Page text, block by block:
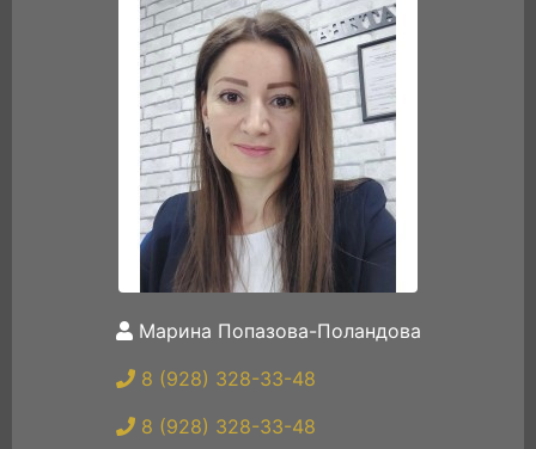
Марина Попазова-Поландова
8 (928) 328-33-48
8 (928) 328-33-48